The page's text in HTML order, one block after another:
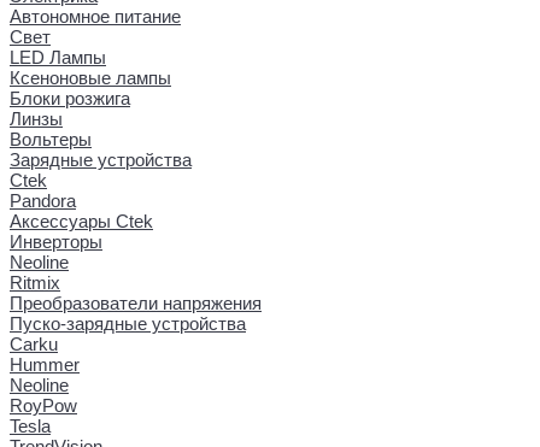
Автономное питание
Свет
LED Лампы
Ксеноновые лампы
Блоки розжига
Линзы
Вольтеры
Зарядные устройства
Ctek
Pandora
Аксессуары Ctek
Инверторы
Neoline
Ritmix
Преобразователи напряжения
Пуско-зарядные устройства
Carku
Hummer
Neoline
RoyPow
Tesla